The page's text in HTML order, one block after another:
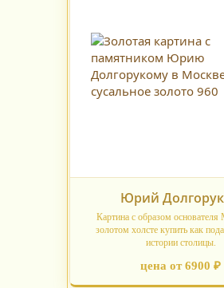
Юрий
Картина с образом
золотом холсте купить как
истории столицы.
цена от 6900 ₽